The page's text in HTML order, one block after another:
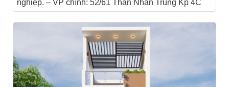
nghiệp. – VP chính: 52/61 Thân Nhân Trung Kp 4C